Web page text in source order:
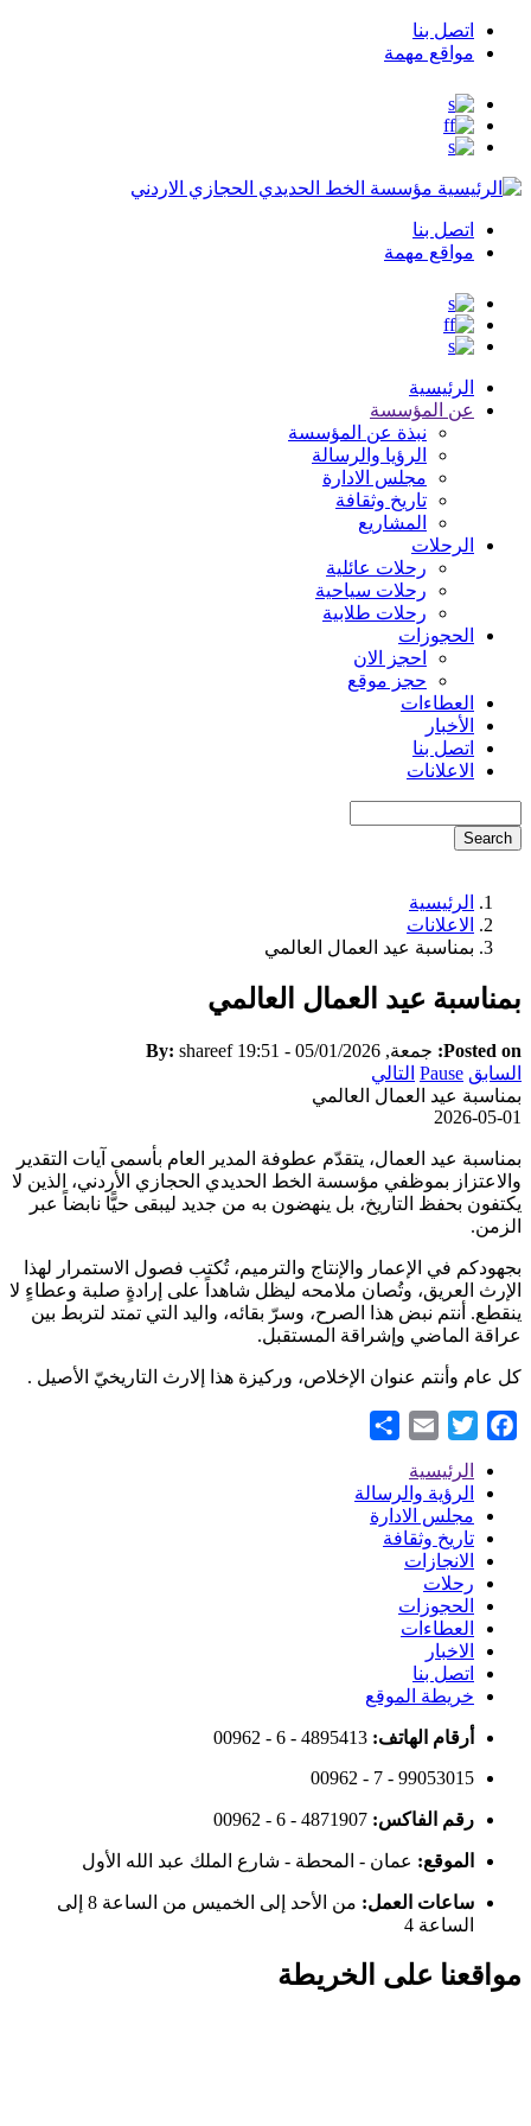
Top
Menu
اتصل بنا
مواقع مهمة
مؤسسة الخط الحديدي الحجازي الاردني
Top
Menu
اتصل بنا
مواقع مهمة
الرئيسية
عن المؤسسة
نبذة عن المؤسسة
الرؤيا والرسالة
مجلس الادارة
تاريخ وثقافة
المشاريع
الرحلات
رحلات عائلية
رحلات سياحية
رحلات طلابية
الحجوزات
احجز الان
حجز موقع
العطاءات
الأخبار
اتصل بنا
الاعلانات
Breadcrumb
الرئيسية
الاعلانات
بمناسبة عيد العمال العالمي
بمناسبة عيد العمال العالمي
Posted on: جمعة, 05/01/2026 - 19:51 By: shareef
السابق Pause التالي
بمناسبة عيد العمال العالمي
2026-05-01
بمناسبة عيد العمال، يتقدّم عطوفة المدير العام بأسمى آيات التقدير
والاعتزاز بموظفي مؤسسة الخط الحديدي الحجازي الأردني، الذين لا
يكتفون بحفظ التاريخ، بل ينهضون به من جديد ليبقى حيًّا نابضاً عبر
الزمن.
بجهودكم في الإعمار والإنتاج والترميم، تُكتب فصول الاستمرار لهذا
الإرث العريق، وتُصان ملامحه ليظل شاهداً على إرادةٍ صلبة وعطاءٍ لا
ينقطع. أنتم نبض هذا الصرح، وسرّ بقائه، واليد التي تمتد لتربط بين
عراقة الماضي وإشراقة المستقبل.
كل عام وأنتم عنوان الإخلاص، وركيزة هذا إلارث التاريخيّ الأصيل .
Facebook
Twitter
Email
Footer
Menu
الرئيسية
الرؤية والرسالة
مجلس الادارة
تاريخ وثقافة
الانجازات
رحلات
الحجوزات
العطاءات
الاخبار
اتصل بنا
خريطة الموقع
أرقام الهاتف: 00962 - 6 - 4895413
00962 - 7 - 99053015
رقم الفاكس: 00962 - 6 - 4871907
الموقع: عمان - المحطة - شارع الملك عبد الله الأول
ساعات العمل:
من الأحد إلى الخميس من الساعة 8 إلى
الساعة 4
مواقعنا على الخريطة